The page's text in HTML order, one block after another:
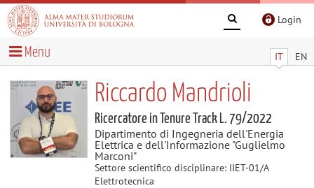
Login
IT EN
Menu
Riccardo Mandrioli
Ricercatore in Tenure Track L. 79/2022
Dipartimento di Ingegneria dell'Energia
Elettrica e dell'Informazione "Guglielmo
Marconi"
Settore scientifico disciplinare: IIET-01/A
Elettrotecnica